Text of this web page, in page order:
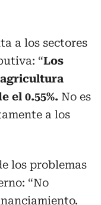
a los sectores
“Los
el 0.55%. No es
a los
los problemas
“No